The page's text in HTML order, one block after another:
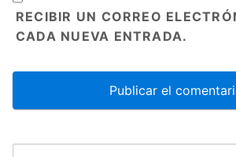
RECIBIR UN CORREO
CADA NUEVA ENTRADA.